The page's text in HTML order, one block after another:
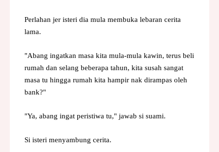
Perlahan jer isteri dia mula membuka lebaran cerita
lama.
"Abang ingatkan masa kita mula-mula kawin, terus beli
rumah dan selang beberapa tahun, kita susah sangat
masa tu hingga rumah kita hampir nak dirampas oleh
bank?"
"Ya, abang ingat peristiwa tu," jawab si suami.
Si isteri menyambung cerita.